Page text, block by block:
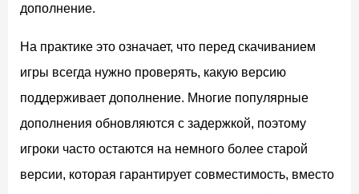
дополнение.
На практике это означает, что перед скачиванием
игры всегда нужно проверять, какую версию
поддерживает дополнение. Многие популярные
дополнения обновляются с задержкой, поэтому
игроки часто остаются на немного более старой
версии, которая гарантирует совместимость, вместо